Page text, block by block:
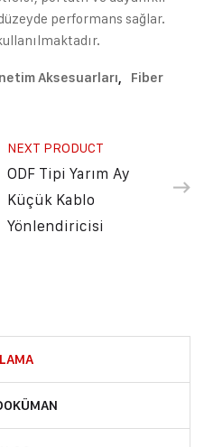
performans sağlar.
Aksesuarları,
Fiber
NEXT PRODUCT
ODF Tipi Yarım Ay
Küçük Kablo
Yönlendiricisi